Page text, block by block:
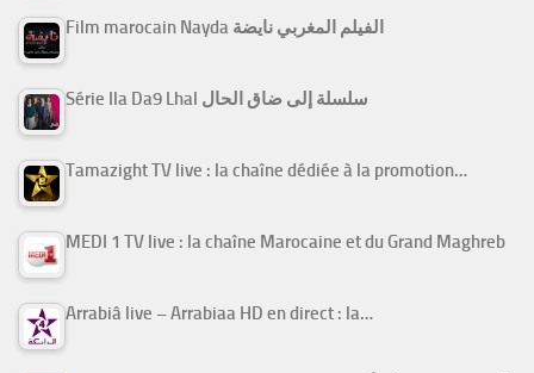
Film marocain Nayda الفيلم المغربي نايضة
Série Ila Da9 Lhal سلسلة إلى ضاق الحال
Tamazight TV live : la chaîne dédiée à la promotion…
MEDI 1 TV live : la chaîne Marocaine et du Grand Maghreb
Arrabiâ live – Arrabiaa HD en direct : la…